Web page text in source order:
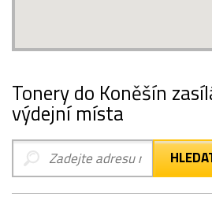
Tonery do Koněšín
výdejní místa